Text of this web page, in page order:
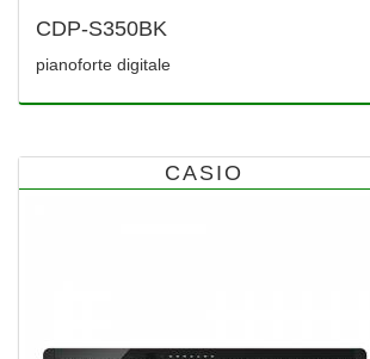
CDP-S350BK
pianoforte digitale
CASIO